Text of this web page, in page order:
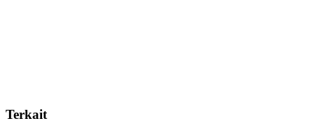
Terkait